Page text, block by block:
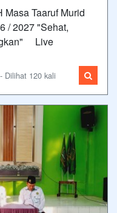
Taaruf Murid
/ 2027 "Sehat,
Live
Dilihat 120 kali